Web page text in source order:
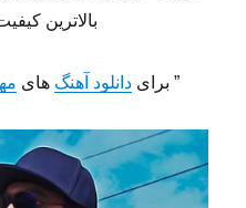
بالاترین
” برایدانلود آهنگ های